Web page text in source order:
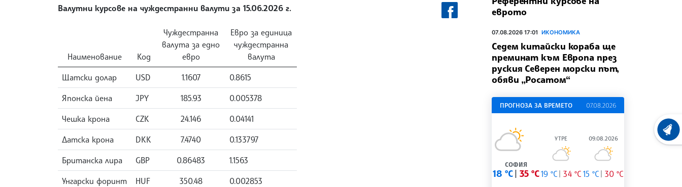
Валутни курсове на чуждестранни валути за 15.06.2026 г.
Наименование Код
Чуждестранна
валута за едно
евро
Евро за единица
чуждестранна
валута
Щатски долар USD 1.1607 0.8615
Японска йена JPY 185.93 0.005378
Чешка крона CZK 24.146 0.04141
Датска крона DKK 7.4740 0.133797
Британска лира GBP 0.86483 1.1563
Унгарски форинт HUF 350.48 0.002853
еврото
07.08.2026 17:01 ИКОНОМИКА
Седем китайски кораба ще
преминат към Европа през
руския Северен морски път,
обяви „Росатом“
ПРОГНОЗА ЗА ВРЕМЕТО 07.08.2026
СОФИЯ
18 °C 35 °C
УТРЕ
19 °C 34 °C
09.08.2026
15 °C 30 °C